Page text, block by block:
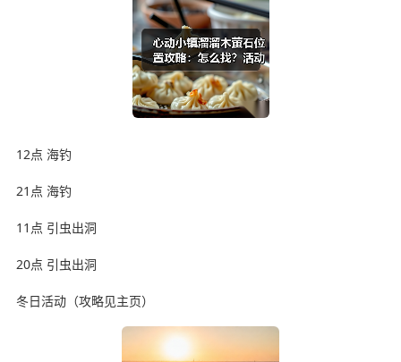
12点 海钓
21点 海钓
11点 引虫出洞
20点 引虫出洞
冬日活动（攻略见主页）